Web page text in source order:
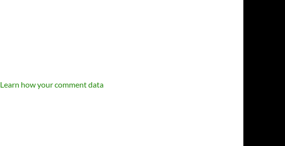
Learn how your comment data